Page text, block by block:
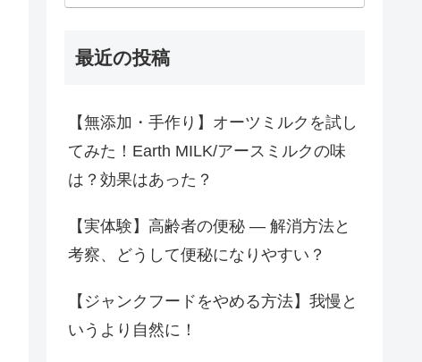
最近の投稿
【無添加・手作り】オーツミルクを試し
てみた！Earth MILK/アースミルクの味
は？効果はあった？
【実体験】高齢者の便秘 ― 解消方法と
考察、どうして便秘になりやすい？
【ジャンクフードをやめる方法】我慢と
いうより自然に！